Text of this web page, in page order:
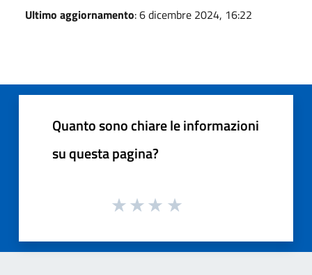
Ultimo aggiornamento: 6 dicembre 2024, 16:22
Quanto sono chiare le informazioni
su questa pagina?